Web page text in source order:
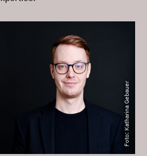
Foto: Katharina Gebauer